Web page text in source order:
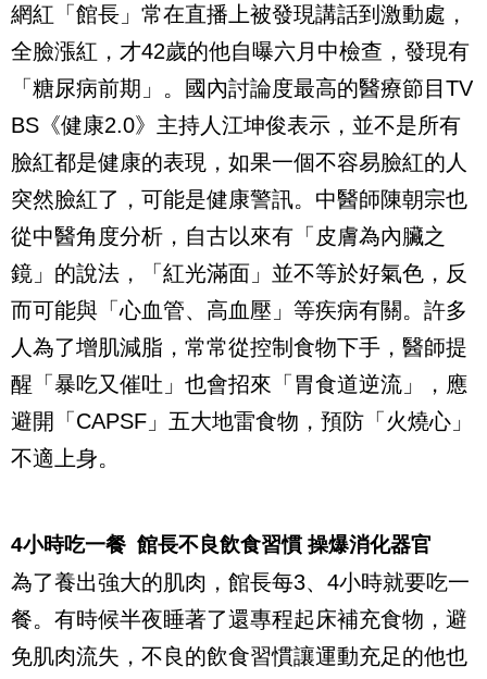
網紅「館長」常在直播上被發現講話到激動處，
全臉漲紅，才42歲的他自曝六月中檢查，發現有
「糖尿病前期」。國內討論度最高的醫療節目TV
BS 《健康2.0》主持人江坤俊表示，並不是所有
臉紅都是健康的表現，如果一個不容易臉紅的人
突然臉紅了，可能是健康警訊。中醫師陳朝宗也
從中醫角度分析，自古以來有「皮膚為內臟之
鏡」的說法，「紅光滿面」並不等於好氣色，反
而可能與「心血管、高血壓」等疾病有關。許多
人為了增肌減脂，常常從控制食物下手，醫師提
醒「暴吃又催吐」也會招來「胃食道逆流」，應
避開「CAPSF 」五大地雷食物，預防「火燒心」
不適上身。
4小時吃一餐 館長不良飲食習慣 操爆消化器官
為了養出強大的肌肉，館長每3、 4小時就要吃一
餐。有時候半夜睡著了還專程起床補充食物，避
免肌肉流失，不良的飲食習慣讓運動充足的他也